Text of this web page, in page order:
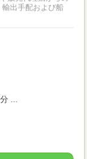
出手配および船
...